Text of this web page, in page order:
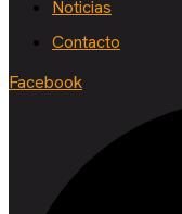
Noticias
Contacto
Facebook